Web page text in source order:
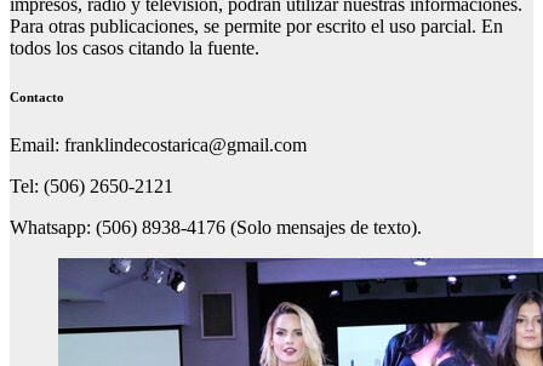
impresos, radio y televisión, podrán utilizar nuestras informaciones.
Para otras publicaciones, se permite por escrito el uso parcial. En
todos los casos citando la fuente.
Contacto
Email: franklindecostarica@gmail.com
Tel: (506) 2650-2121
Whatsapp: (506) 8938-4176 (Solo mensajes de texto).